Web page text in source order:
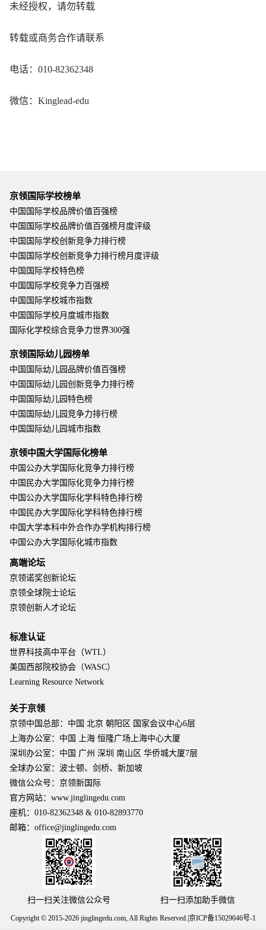
未经授权，请勿转载
转载或商务合作请联系
电话：010-82362348
微信：Kinglead-edu
京领国际学校榜单
中国国际学校品牌价值百强榜
中国国际学校品牌价值百强榜月度评级
中国国际学校创新竞争力排行榜
中国国际学校创新竞争力排行榜月度评级
中国国际学校特色榜
中国国际学校竞争力百强榜
中国国际学校城市指数
中国国际学校月度城市指数
国际化学校综合竞争力世界300强
京领国际幼儿园榜单
中国国际幼儿园品牌价值百强榜
中国国际幼儿园创新竞争力排行榜
中国国际幼儿园特色榜
中国国际幼儿园竞争力排行榜
中国国际幼儿园城市指数
京领中国大学国际化榜单
中国公办大学国际化竞争力排行榜
中国民办大学国际化竞争力排行榜
中国公办大学国际化学科特色排行榜
中国民办大学国际化学科特色排行榜
中国大学本科中外合作办学机构排行榜
中国公办大学国际化城市指数
高端论坛
京领诺奖创新论坛
京领全球院士论坛
京领创新人才论坛
标准认证
世界科技高中平台（WTL）
美国西部院校协会（WASC）
Learning Resource Network
关于京领
京领中国总部：中国 北京 朝阳区 国家会议中心6层
上海办公室：中国 上海 恒隆广场上海中心大厦
深圳办公室：中国 广州 深圳 南山区 华侨城大厦7层
全球办公室：波士顿、剑桥、新加坡
微信公众号：京领新国际
官方网站：www.jinglingedu.com
座机：010-82362348 & 010-82893770
邮箱：office@jinglingedu.com
扫一扫关注微信公众号 扫一扫添加助手微信
Copyright © 2015-2026 jinglingedu.com, All Rights Reserved. |京ICP备15029046号-1